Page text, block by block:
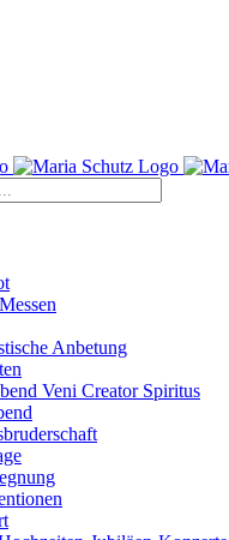
Anbetung
Veni Creator Spiritus